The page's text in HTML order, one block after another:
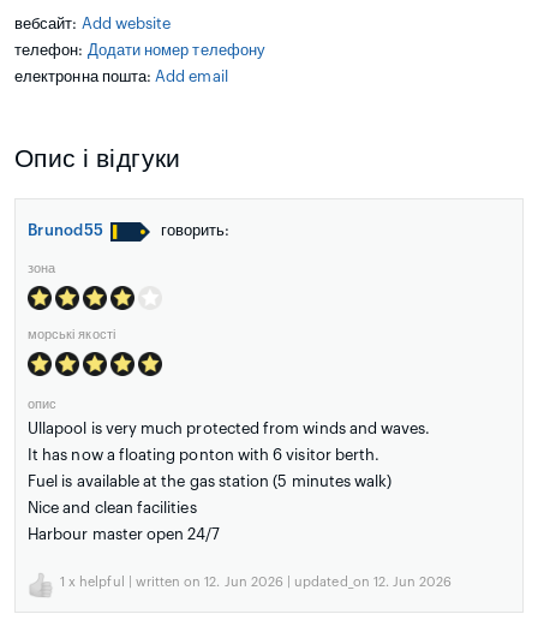
вебсайт: Add website
телефон: Додати номер телефону
електронна пошта: Add email
Опис і відгуки
Brunod55 говорить:
зона
морські якості
опис
Ullapool is very much protected from winds and waves.
It has now a floating ponton with 6 visitor berth.
Fuel is available at the gas station (5 minutes walk)
Nice and clean facilities
Harbour master open 24/7
1 x helpful | written on 12. Jun 2026 | updated_on 12. Jun 2026